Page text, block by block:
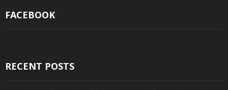
FACEBOOK
RECENT POSTS